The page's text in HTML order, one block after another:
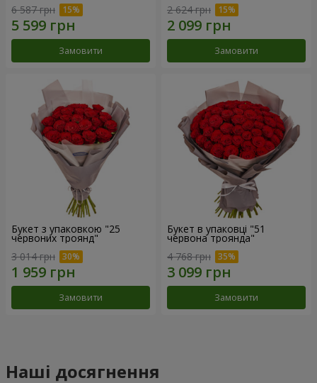
6 587 грн
Замовити
2 624 грн
Замовити
Букет з упаковкою "25
червоних троянд"
3 014 грн
Замовити
Букет в упаковці "51
червона троянда"
4 768 грн
Замовити
Наші досягнення